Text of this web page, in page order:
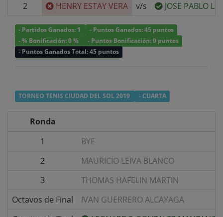
2
HENRY ESTAY VERA v/s JOSE PABLO
- Partidos Ganados: 1
- Puntos Ganados: 45 puntos
- % Bonificación: 0 %
- Puntos Bonificación: 0 puntos
- Puntos Ganados Total: 45 puntos
TORNEO TENIS CIUDAD DEL SOL 2019 - CUARTA
Ronda
1
BYE
2
MAURICIO LEIVA BLANCO
3
THOMAS HAFELIN MARTIN
Octavos de Final
IVAN GUERRERO ALCAYAGA